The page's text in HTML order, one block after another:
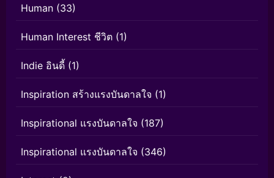
Human (33)
Human Interest ชีวิต (1)
Indie อินดี้ (1)
Inspiration สร้างแรงบันดาลใจ (1)
Inspirational แรงบันดาลใจ (187)
Inspirational แรงบันดาลใจ (346)